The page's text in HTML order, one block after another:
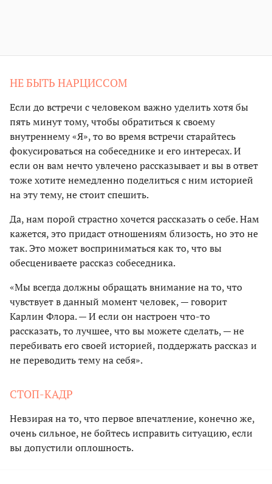
НЕ БЫТЬ НАРЦИССОМ
Если до встречи с человеком важно уделить хотя бы
пять минут тому, чтобы обратиться к своему
внутреннему «Я», то во время встречи старайтесь
фокусироваться на собеседнике и его интересах. И
если он вам нечто увлечено рассказывает и вы в ответ
тоже хотите немедленно поделиться с ним историей
на эту тему, не стоит спешить.
Да, нам порой страстно хочется рассказать о себе. Нам
кажется, это придаст отношениям близость, но это не
так. Это может восприниматься как то, что вы
обесцениваете рассказ собеседника.
«Мы всегда должны обращать внимание на то, что
чувствует в данный момент человек, — говорит
Карлин Флора. — И если он настроен что-то
рассказать, то лучшее, что вы можете сделать, — не
перебивать его своей историей, поддержать рассказ и
не переводить тему на себя».
СТОП-КАДР
Невзирая на то, что первое впечатление, конечно же,
очень сильное, не бойтесь исправить ситуацию, если
вы допустили оплошность.